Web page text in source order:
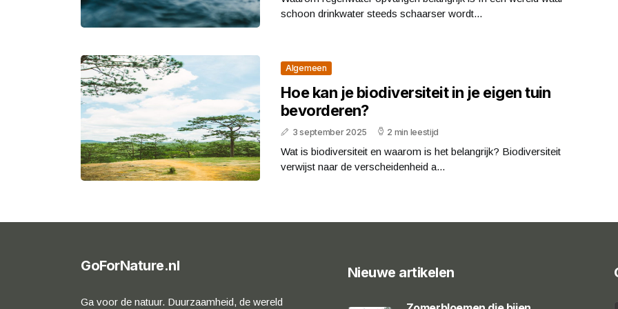
schoon drinkwater steeds schaarser wordt...
Algemeen
Hoe kan je biodiversiteit in je eigen tuin
bevorderen?
3 september 2025 2 min leestijd
Wat is biodiversiteit en waarom is het belangrijk? Biodiversiteit
verwijst naar de verscheidenheid a...
GoForNature.nl
Ga voor de natuur. Duurzaamheid, de wereld
Nieuwe artikelen